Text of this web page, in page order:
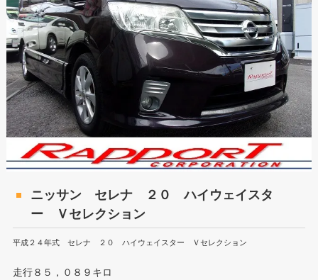
ニッサン セレナ ２０ ハイウェイスタ
ー Ｖセレクション
平成２４年式 セレナ ２０ ハイウェイスター Ｖセレクション
走行８５，０８９キロ